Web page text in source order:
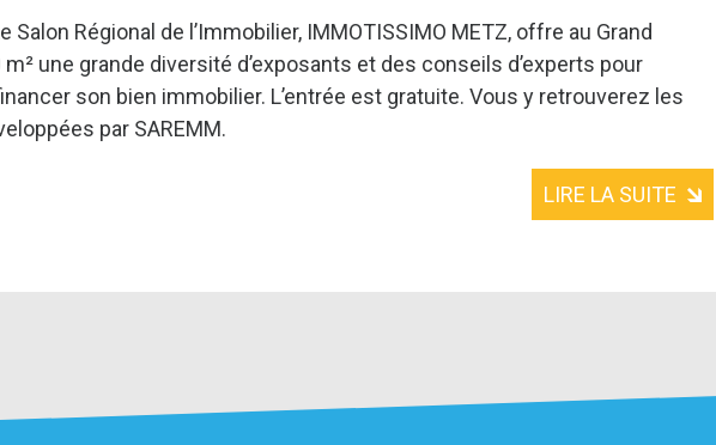
Salon Régional de l’Immobilier, IMMOTISSIMO METZ, offre au Grand
une grande diversité d’exposants et des conseils d’experts pour
son bien immobilier. L’entrée est gratuite. Vous y retrouverez les
par SAREMM.
LIRE LA SUITE